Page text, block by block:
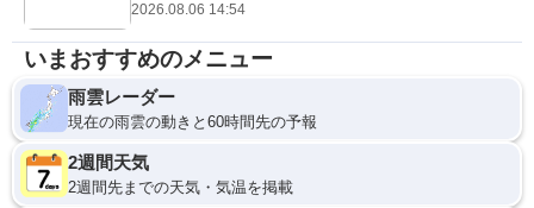
2026.08.06 14:54
いまおすすめのメニュー
雨雲レーダー
現在の雨雲の動きと60時間先の予報
2週間天気
2週間先までの天気・気温を掲載